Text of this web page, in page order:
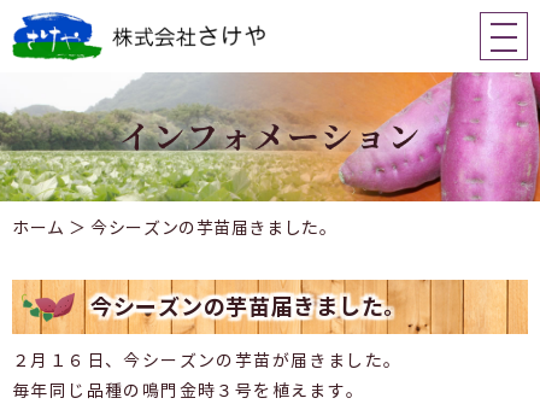
ホーム ＞ 今シーズンの芋苗届きました。
今シーズンの芋苗届きました。
２月１６日、今シーズンの芋苗が届きました。
毎年同じ品種の鳴門金時３号を植えます。